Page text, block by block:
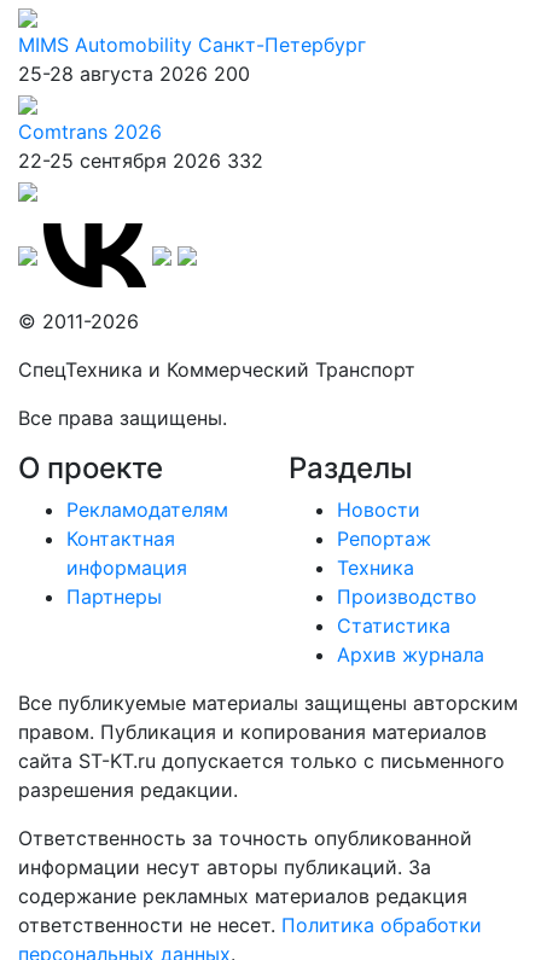
MIMS Automobility Санкт-Петербург
25-28 августа 2026 200
Comtrans 2026
22-25 сентября 2026 332
© 2011-2026
СпецТехника и Коммерческий Транспорт
Все права защищены.
О проекте
Рекламодателям
Контактная
информация
Партнеры
Разделы
Новости
Репортаж
Техника
Производство
Статистика
Архив журнала
Все публикуемые материалы защищены авторским
правом. Публикация и копирования материалов
сайта ST-KT.ru допускается только с письменного
разрешения редакции.
Ответственность за точность опубликованной
информации несут авторы публикаций. За
содержание рекламных материалов редакция
ответственности не несет. Политика обработки
персональных данных.